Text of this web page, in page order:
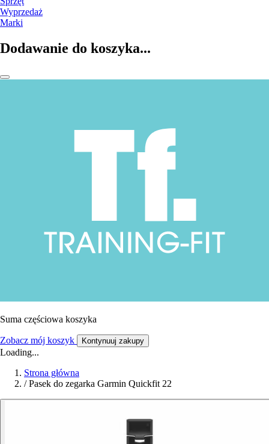
Wyprzedaż
Marki
Dodawanie do koszyka...
Suma częściowa koszyka
Zobacz mój koszyk Kontynuuj zakupy
Loading...
Strona główna
/ Pasek do zegarka Garmin Quickfit 22